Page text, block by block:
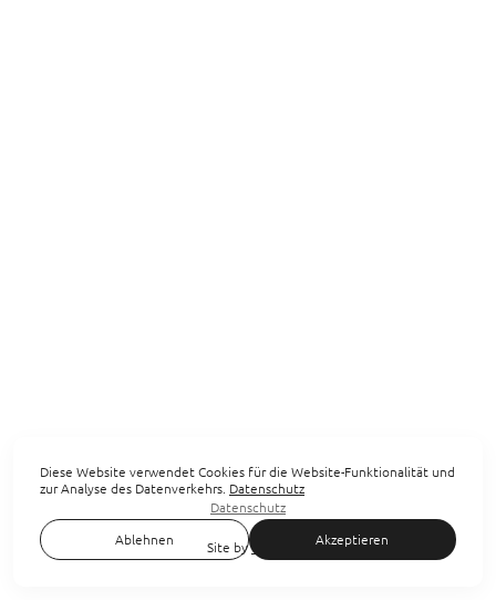
Datenschutz
Site bywfolio
Diese Website verwendet Cookies für die Website-Funktionalität und
zur Analyse des Datenverkehrs. Datenschutz
Ablehnen Akzeptieren